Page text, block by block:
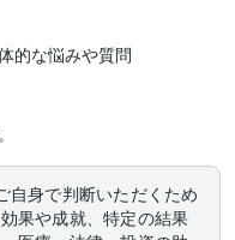
的な悩みや質問
自身で判断いただくため
果や成就、特定の結果